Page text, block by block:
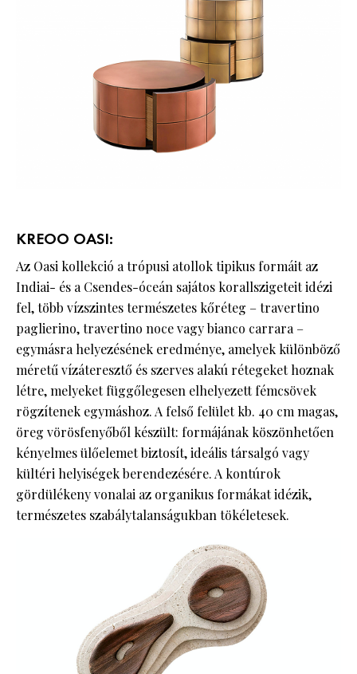
KREOO OASI:
Az Oasi kollekció a trópusi atollok tipikus formáit az
Indiai- és a Csendes-óceán sajátos korallszigeteit idézi
fel, több vízszintes természetes kőréteg – travertino
paglierino, travertino noce vagy bianco carrara –
egymásra helyezésének eredménye, amelyek különböző
méretű vízáteresztő és szerves alakú rétegeket hoznak
létre, melyeket függőlegesen elhelyezett fémcsövek
rögzítenek egymáshoz.‎ A felső felület kb. 40 cm magas,
öreg vörösfenyőből készült: formájának köszönhetően
kényelmes ülőelemet biztosít, ideális társalgó vagy
kültéri helyiségek berendezésére.‎ A kontúrok
gördülékeny vonalai az organikus formákat idézik,
természetes szabálytalanságukban tökéletesek.